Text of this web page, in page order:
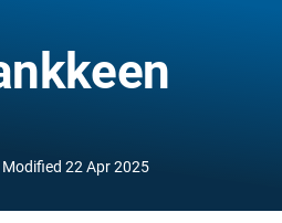
Modified 22 Apr 2025